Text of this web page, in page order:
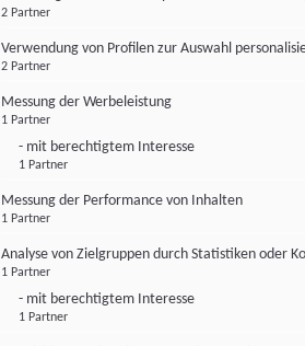
2 Partner
Verwendung von Profilen zur Auswahl
2 Partner
Messung der Werbeleistung
1 Partner
- mit berechtigtem Interesse
1 Partner
Messung der Performance von Inhalten
1 Partner
Analyse von Zielgruppen durch Statistiken oder
1 Partner
- mit berechtigtem Interesse
1 Partner